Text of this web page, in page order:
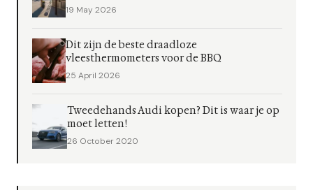
19 May 2026
Dit zijn de beste draadloze
vleesthermometers voor de BBQ
25 April 2026
Tweedehands Audi kopen? Dit is waar je op
moet letten!
26 October 2020